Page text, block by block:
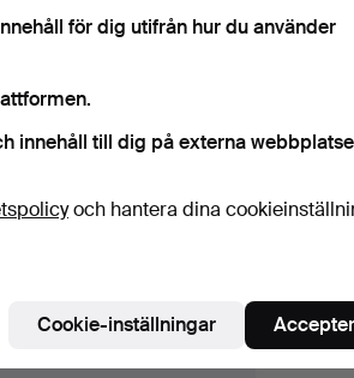
5
för dig utifrån hur du använder
innehåll till dig på externa
och hantera dina
Cookie-inställningar